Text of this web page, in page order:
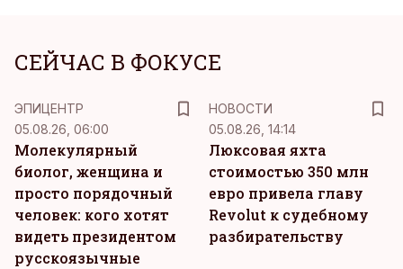
СЕЙЧАС В ФОКУСЕ
ЭПИЦЕНТР
05.08.26, 06:00
Молекулярный
биолог, женщина и
просто порядочный
человек: кого хотят
видеть президентом
русскоязычные
НОВОСТИ
05.08.26, 14:14
Люксовая яхта
стоимостью 350 млн
евро привела главу
Revolut к судебному
разбирательству